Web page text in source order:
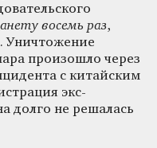
восемь раз,
Уничтожение
произошло через
с китайским
экс-
долго не решалась